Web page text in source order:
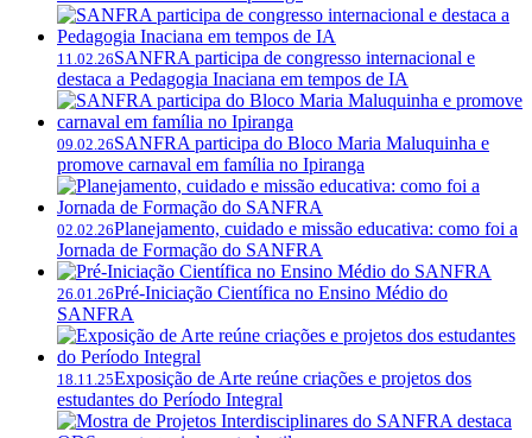
11.02.26SANFRA participa de congresso internacional e
destaca a Pedagogia Inaciana em tempos de IA
09.02.26SANFRA participa do Bloco Maria Maluquinha e
promove carnaval em família no Ipiranga
02.02.26Planejamento, cuidado e missão educativa: como foi a
Jornada de Formação do SANFRA
26.01.26Pré-Iniciação Científica no Ensino Médio do
SANFRA
18.11.25Exposição de Arte reúne criações e projetos dos
estudantes do Período Integral